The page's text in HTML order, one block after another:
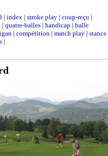
| index | stroke play | coup-reçu |
| quatre-balles | handicap | balle
| compétition | match play | stance
|